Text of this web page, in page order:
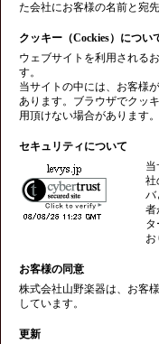
た会社にお客様の名前と宛
クッキー（Cockies）につい
ウェブサイトを利用される
す。
当サイトの中には、お客様
あります。ブラウザでクッ
用頂けない場合があります。
セキュリティについて
社
バ
者
お客様の同意
株式会社山野楽器は、お客
しています。
更新